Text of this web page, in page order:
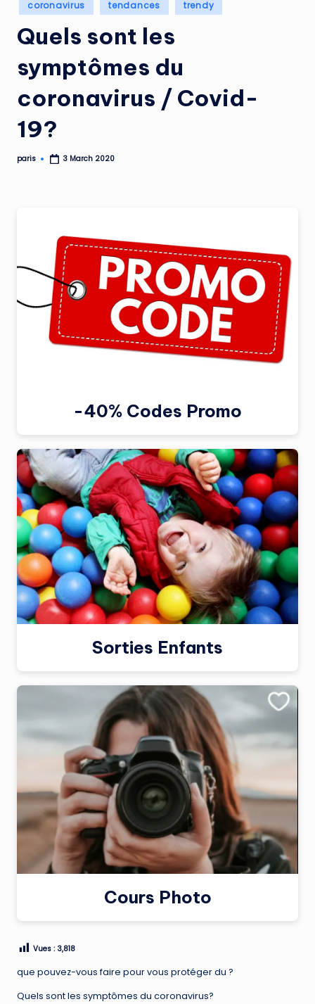
in
coronavirus tendances trendy
Quels sont les
symptômes du
coronavirus / Covid-
19?
Posted
paris 3 March 2020
-40% Codes Promo
Sorties Enfants
Cours Photo
Vues : 3,818
que pouvez-vous faire pour vous protéger du ?
Quels sont les symptômes du coronavirus?